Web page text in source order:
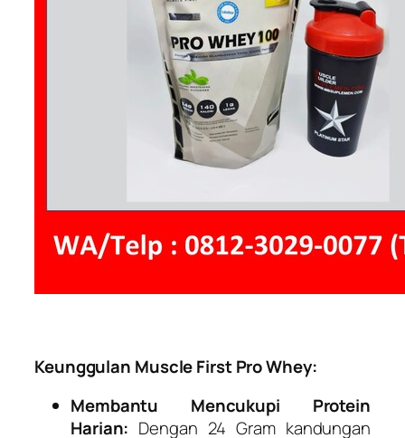
Keunggulan Muscle First Pro Whey:
Membantu Mencukupi Protein
Harian: Dengan 24 Gram kandungan